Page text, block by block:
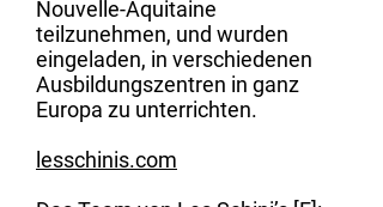
Nouvelle-Aquitaine
teilzunehmen, und wurden
eingeladen, in verschiedenen
Ausbildungszentren in ganz
Europa zu unterrichten.
lesschinis.com